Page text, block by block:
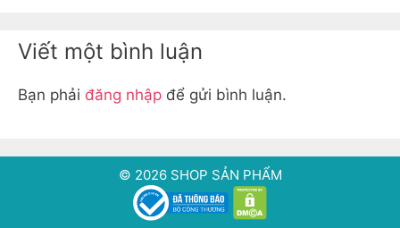
Viết một bình luận
Bạn phải đăng nhập để gửi bình luận.
© 2026 SHOP SẢN PHẨM